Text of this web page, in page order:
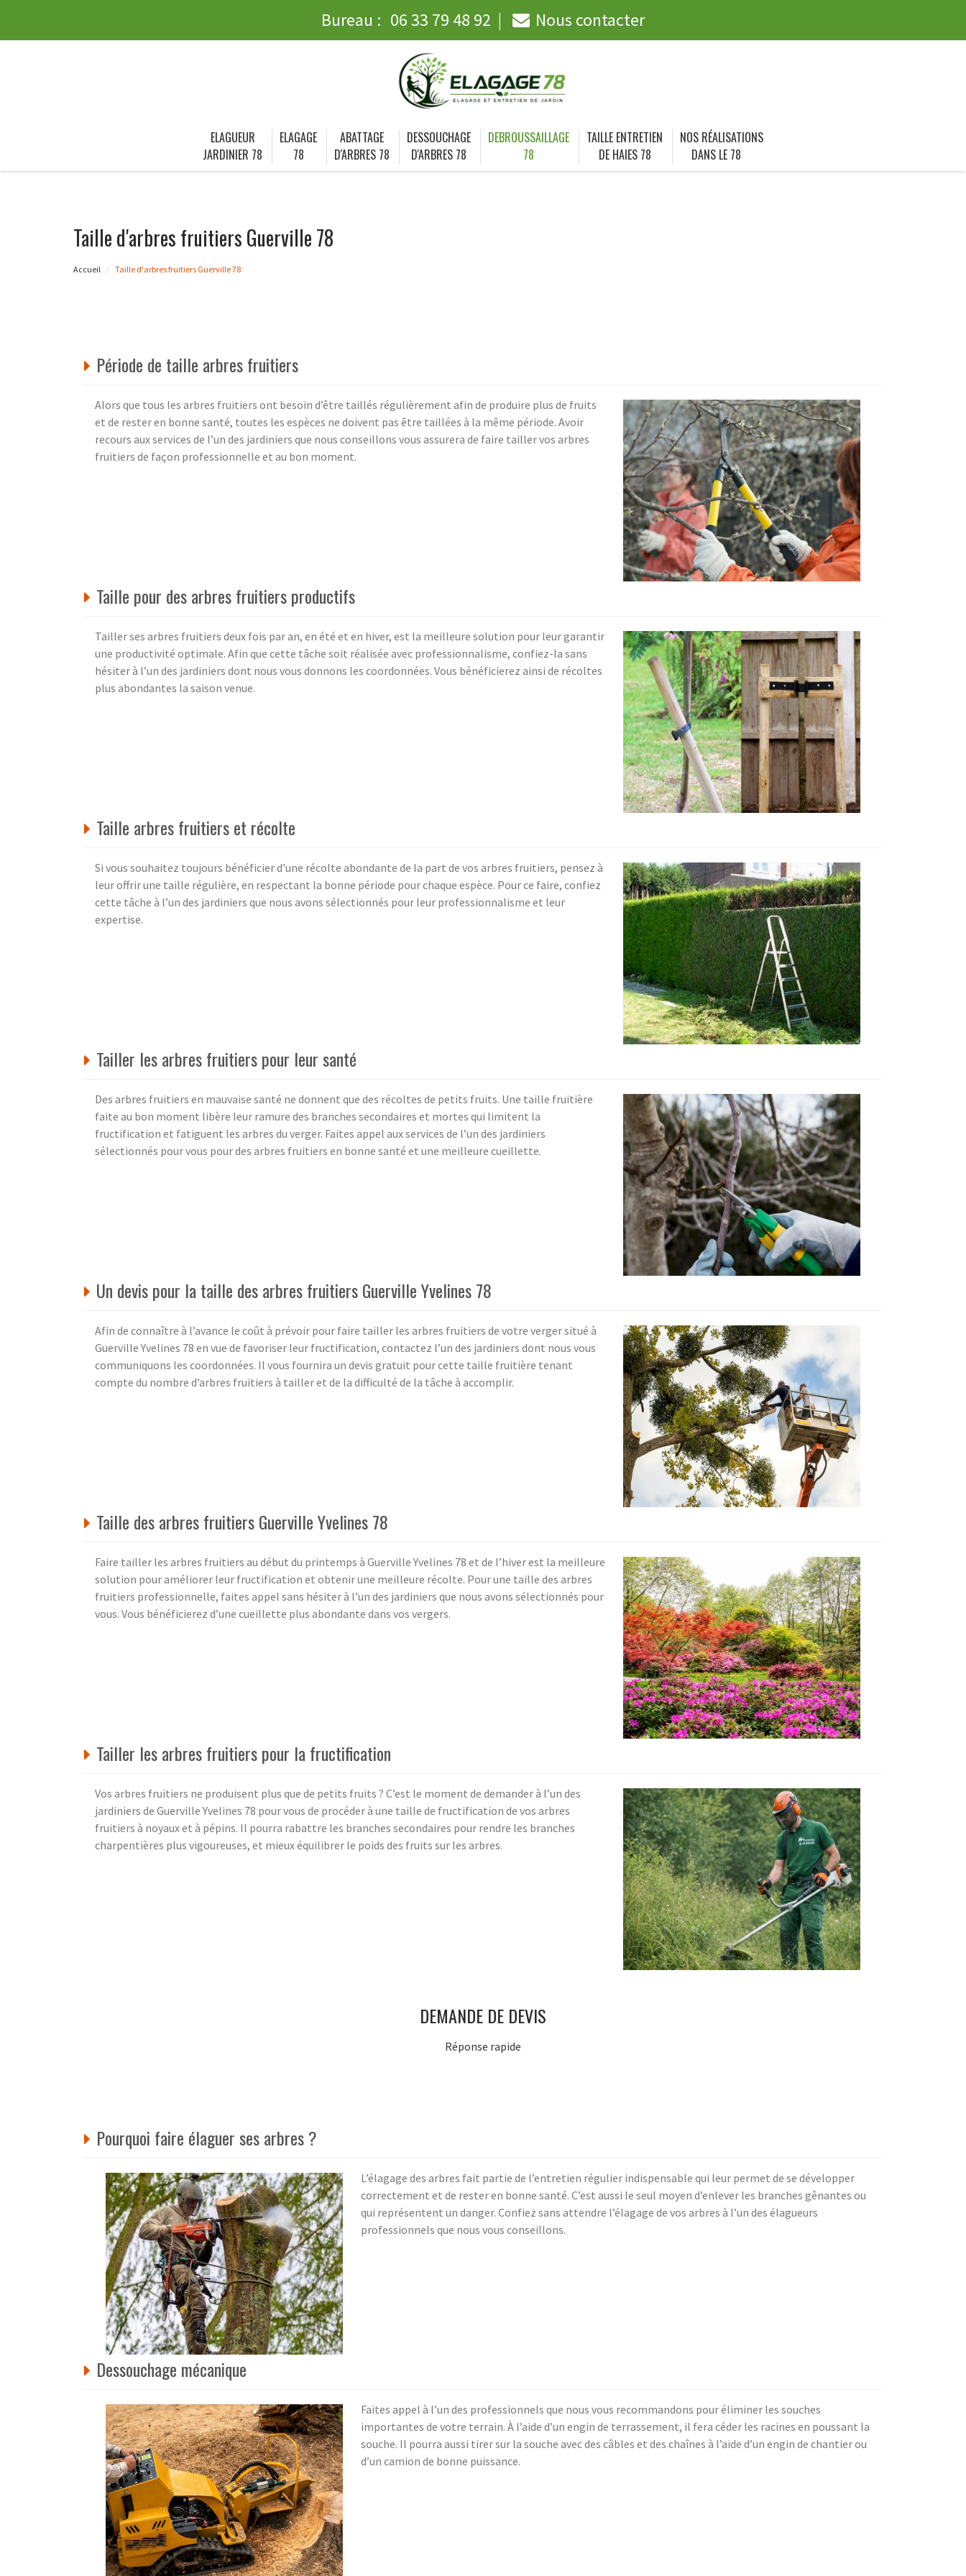
Bureau : 06 33 79 48 92 Nous contacter
ELAGUEUR
JARDINIER 78
ELAGAGE
78
ABATTAGE
D'ARBRES 78
DESSOUCHAGE
D'ARBRES 78
DEBROUSSAILLAGE
78
TAILLE ENTRETIEN
DE HAIES 78
NOS RÉALISATIONS
DANS LE 78
Taille d'arbres fruitiers Guerville 78
Accueil Taille d'arbres fruitiers Guerville 78
Période de taille arbres fruitiers
Alors que tous les arbres fruitiers ont besoin d’être taillés régulièrement afin de produire plus de fruits
et de rester en bonne santé, toutes les espèces ne doivent pas être taillées à la même période. Avoir
recours aux services de l’un des jardiniers que nous conseillons vous assurera de faire tailler vos arbres
fruitiers de façon professionnelle et au bon moment.
Taille pour des arbres fruitiers productifs
Tailler ses arbres fruitiers deux fois par an, en été et en hiver, est la meilleure solution pour leur garantir
une productivité optimale. Afin que cette tâche soit réalisée avec professionnalisme, confiez-la sans
hésiter à l’un des jardiniers dont nous vous donnons les coordonnées. Vous bénéficierez ainsi de récoltes
plus abondantes la saison venue.
Taille arbres fruitiers et récolte
Si vous souhaitez toujours bénéficier d’une récolte abondante de la part de vos arbres fruitiers, pensez à
leur offrir une taille régulière, en respectant la bonne période pour chaque espèce. Pour ce faire, confiez
cette tâche à l’un des jardiniers que nous avons sélectionnés pour leur professionnalisme et leur
expertise.
Tailler les arbres fruitiers pour leur santé
Des arbres fruitiers en mauvaise santé ne donnent que des récoltes de petits fruits. Une taille fruitière
faite au bon moment libère leur ramure des branches secondaires et mortes qui limitent la
fructification et fatiguent les arbres du verger. Faites appel aux services de l’un des jardiniers
sélectionnés pour vous pour des arbres fruitiers en bonne santé et une meilleure cueillette.
Un devis pour la taille des arbres fruitiers Guerville Yvelines 78
Afin de connaître à l’avance le coût à prévoir pour faire tailler les arbres fruitiers de votre verger situé à
Guerville Yvelines 78 en vue de favoriser leur fructification, contactez l’un des jardiniers dont nous vous
communiquons les coordonnées. Il vous fournira un devis gratuit pour cette taille fruitière tenant
compte du nombre d’arbres fruitiers à tailler et de la difficulté de la tâche à accomplir.
Taille des arbres fruitiers Guerville Yvelines 78
Faire tailler les arbres fruitiers au début du printemps à Guerville Yvelines 78 et de l’hiver est la meilleure
solution pour améliorer leur fructification et obtenir une meilleure récolte. Pour une taille des arbres
fruitiers professionnelle, faites appel sans hésiter à l’un des jardiniers que nous avons sélectionnés pour
vous. Vous bénéficierez d’une cueillette plus abondante dans vos vergers.
Tailler les arbres fruitiers pour la fructification
Vos arbres fruitiers ne produisent plus que de petits fruits ? C’est le moment de demander à l’un des
jardiniers de Guerville Yvelines 78 pour vous de procéder à une taille de fructification de vos arbres
fruitiers à noyaux et à pépins. Il pourra rabattre les branches secondaires pour rendre les branches
charpentières plus vigoureuses, et mieux équilibrer le poids des fruits sur les arbres.
DEMANDE DE DEVIS
Réponse rapide
Pourquoi faire élaguer ses arbres ?
L’élagage des arbres fait partie de l’entretien régulier indispensable qui leur permet de se développer
correctement et de rester en bonne santé. C’est aussi le seul moyen d’enlever les branches gênantes ou
qui représentent un danger. Confiez sans attendre l’élagage de vos arbres à l’un des élagueurs
professionnels que nous vous conseillons.
Dessouchage mécanique
Faites appel à l’un des professionnels que nous vous recommandons pour éliminer les souches
importantes de votre terrain. À l’aide d’un engin de terrassement, il fera céder les racines en poussant la
souche. Il pourra aussi tirer sur la souche avec des câbles et des chaînes à l’aide d’un engin de chantier ou
d’un camion de bonne puissance.